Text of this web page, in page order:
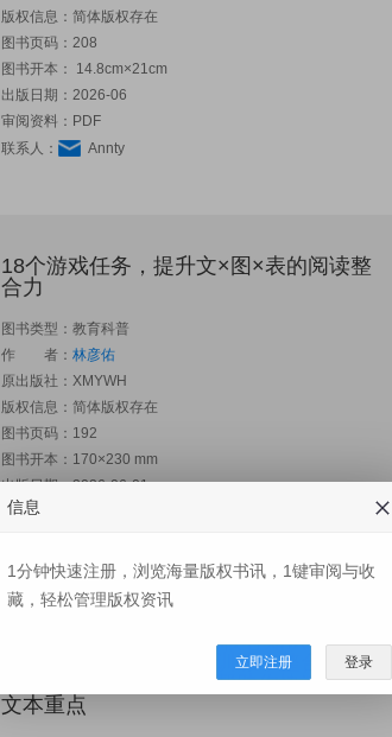
版权信息：简体版权存在
图书页码：208
图书开本： 14.8cm×21cm
出版日期：2026-06
审阅资料：PDF
联系人：
Annty
18个游戏任务，提升文×图×表的阅读整
合力
图书类型：教育科普
作 者： 林彦佑
原出版社： XMYWH
版权信息：简体版权存在
图书页码：192
图书开本：170×230 mm
出版日期：2026-06-01
审阅资料：PDF
【詹芸国文】看清楚！ 核心知识 × 文白
阅读：小国学名师超级训练，整合核心
知识与文白阅读技巧，帮助你快速掌握
文本重点
信息
1分钟快速注册，浏览海量版权书讯，1键审阅与收
藏，轻松管理版权资讯
立即注册 登录